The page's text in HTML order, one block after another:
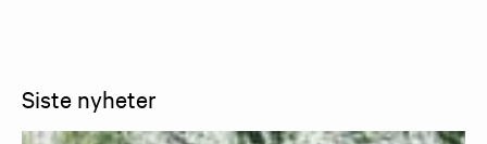
Siste nyheter